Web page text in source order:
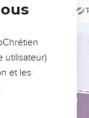
utilisateur)
et les